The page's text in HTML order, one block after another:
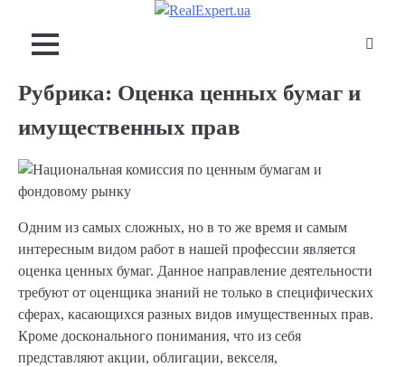
content
Рубрика: Оценка ценных бумаг и
имущественных прав
Одним из самых сложных, но в то же время и самым
интересным видом работ в нашей профессии является
оценка ценных бумаг. Данное направление деятельности
требуют от оценщика знаний не только в специфических
сферах, касающихся разных видов имущественных прав.
Кроме досконального понимания, что из себя
представляют акции, облигации, векселя,